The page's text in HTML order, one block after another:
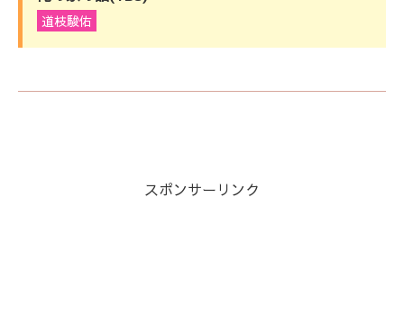
道枝駿佑
スポンサーリンク